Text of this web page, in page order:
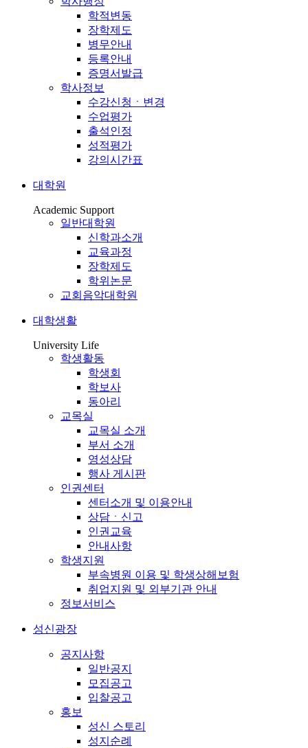
학적변동
장학제도
병무안내
등록안내
증명서발급
학사정보
수강신청ㆍ변경
수업평가
출석인정
성적평가
강의시간표
대학원
Academic Support
일반대학원
신학과소개
교육과정
장학제도
학위논문
교회음악대학원
대학생활
University Life
학생활동
학생회
학보사
동아리
교목실
교목실 소개
부서 소개
영성상담
행사 게시판
인권센터
센터소개 및 이용안내
상담ㆍ신고
인권교육
안내사항
학생지원
부속병원 이용 및 학생상해보험
취업지원 및 외부기관 안내
정보서비스
성신광장
공지사항
일반공지
모집공고
입찰공고
홍보
성신 스토리
성지순례